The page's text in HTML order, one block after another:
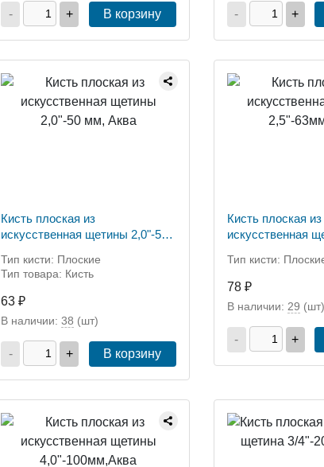
- + В корзину - +
Кисть плоская из
искусственная щетины 2,0"-50
Тип кисти: Плоские
Тип товара: Кисть
63 ₽
В наличии: 38 (шт)
- + В корзину
Кисть плоская из
искусственная
Тип кисти:
78 ₽
В наличии: 29 (шт)
- +